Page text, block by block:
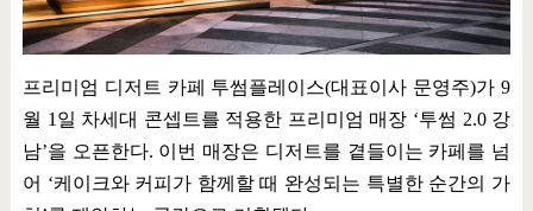
프리미엄 디저트 카페 투썸플레이스(대표이사 문영주)가9
월 1 일 차세대 콘셉트를 적용한 프리미엄 매장 ‘투썸 2.0 강
남’을 오픈한다. 이번 매장은 디저트를 곁들이는 카페를 넘
어 ‘케이크와 커피가 함께할 때 완성되는 특별한 순간의 가